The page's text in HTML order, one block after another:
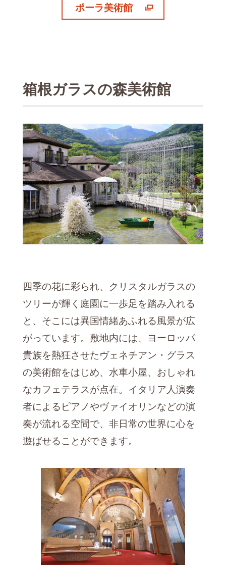
ポーラ美術館
箱根ガラスの森美術館
四季の花に彩られ、クリスタルガラスの
ツリーが輝く庭園に一歩足を踏み入れる
と、そこには異国情緒あふれる風景が広
がっています。敷地内には、ヨーロッパ
貴族を熱狂させたヴェネチアン・グラス
の美術館をはじめ、水車小屋、おしゃれ
なカフェテラスが点在。イタリア人演奏
者によるピアノやヴァイオリンなどの演
奏が流れる空間で、非日常の世界に心を
遊ばせることができます。